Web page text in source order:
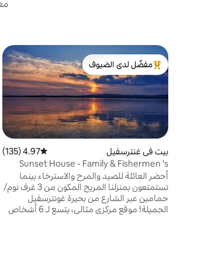
من أبرز البيوت المفضّلة لدى الضيوف
مفضّل لدى الضيوف
بيت في غنترسفيل متوسط التقييم 4.97 من 5، 135
4.97 (135)
Sunset House - Family & Fishermen 's
Paradise
أحضر العائلة للصيد والمرح والاسترخاء بينما
تستمتعون بمنزلنا المريح المكون من 3 غرف نوم/
حمامين عبر الشارع من بحيرة غونترسفيل
الجميلة! موقع مركزي مثالي، يتسع لـ 6 أشخاص